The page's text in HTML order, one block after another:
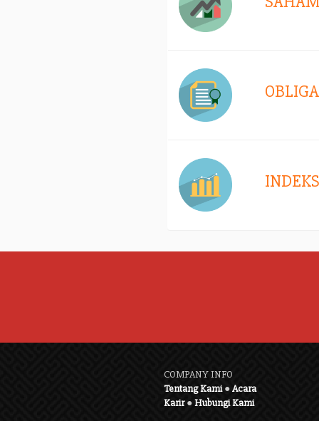
INDEKS
COMPANY INFO
Tentang Kami●Acara
Karir●Hubungi Kami